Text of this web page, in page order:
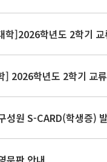
학]2026학년도 2학기
] 2026학년도 2학기 교
성원 S-CARD(학생증)